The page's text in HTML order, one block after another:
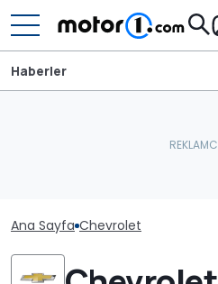
Haberler
Ana Sayfa Chevrolet